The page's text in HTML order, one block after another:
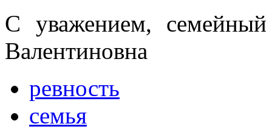
С уважением, семейный
Валентиновна
ревность
семья